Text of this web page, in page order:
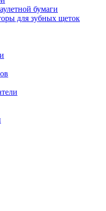
бумаги
для зубных щеток